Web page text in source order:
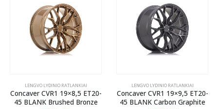
LENGVO LYDINIO RATLANKIAI
Concaver CVR1 19×8,5 ET20-
45 BLANK Brushed Bronze
LENGVO LYDINIO RATLANKIAI
Concaver CVR1 19×9,5 ET20-
45 BLANK Carbon Graphite